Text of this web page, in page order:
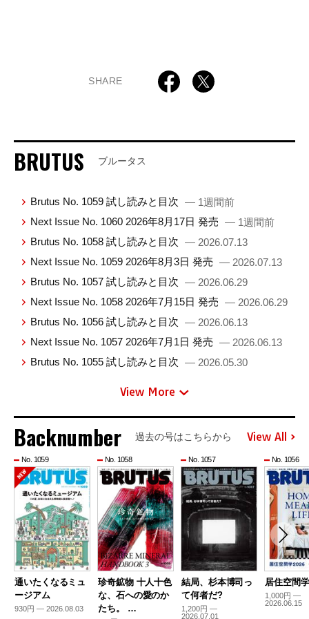
SHARE
BRUTUS ブルータス
Brutus No. 1059 試し読みと目次 — 1週間前
Next Issue No. 1060 2026年8月17日 発売 — 1週間前
Brutus No. 1058 試し読みと目次 — 2026.07.13
Next Issue No. 1059 2026年8月3日 発売 — 2026.07.13
Brutus No. 1057 試し読みと目次 — 2026.06.29
Next Issue No. 1058 2026年7月15日 発売 — 2026.06.29
Brutus No. 1056 試し読みと目次 — 2026.06.13
Next Issue No. 1057 2026年7月1日 発売 — 2026.06.13
Brutus No. 1055 試し読みと目次 — 2026.05.30
View More
Backnumber 過去の号はこちらから View All
No. 1059
通いたくなるミュ
ージアム
930円 — 2026.08.03
No. 1058
珍奇鉱物 十人十色
な、石への愛のか
たち。 …
No. 1057
結局、杉本博司っ
て何者だ?
1,200円 —
2026.07.01
No. 1056
居住空間
1,000円 —
2026.06.15